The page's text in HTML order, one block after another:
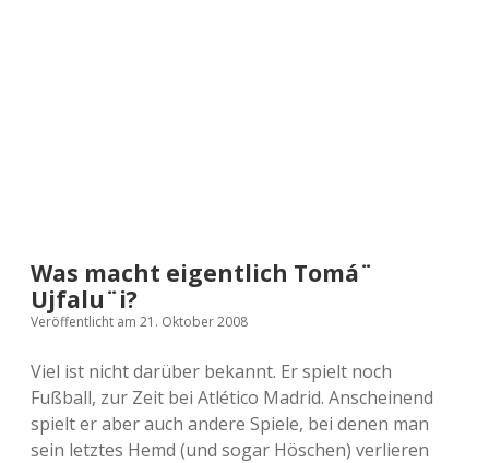
Was macht eigentlich Tomá¨
Ujfalu¨i?
Veröffentlicht am 21. Oktober 2008
Viel ist nicht darüber bekannt. Er spielt noch
Fußball, zur Zeit bei Atlético Madrid. Anscheinend
spielt er aber auch andere Spiele, bei denen man
sein letztes Hemd (und sogar Höschen) verlieren